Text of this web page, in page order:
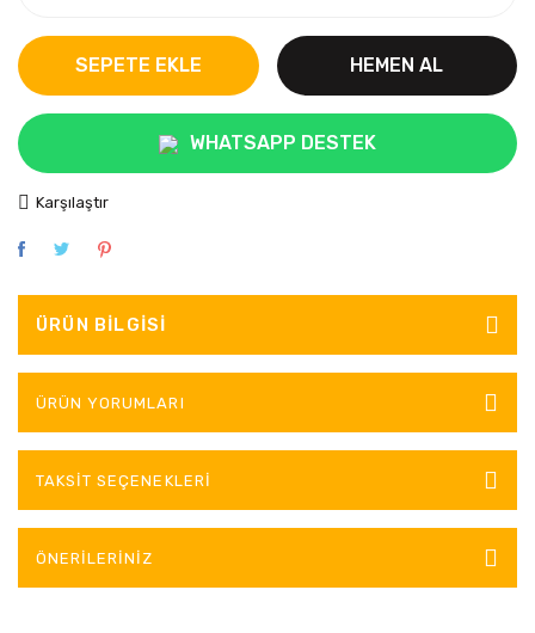
SEPETE EKLE HEMEN AL
WHATSAPP DESTEK
Karşılaştır
ÜRÜN BILGISI
ÜRÜN YORUMLARI
TAKSIT SEÇENEKLERI
ÖNERILERINIZ